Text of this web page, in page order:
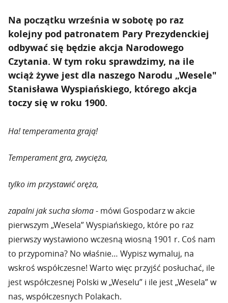
Na początku września w sobotę po raz
kolejny pod patronatem Pary Prezydenckiej
odbywać się będzie akcja Narodowego
Czytania. W tym roku sprawdzimy, na ile
wciąż żywe jest dla naszego Narodu „Wesele"
Stanisława Wyspiańskiego, którego akcja
toczy się w roku 1900.
Ha! temperamenta grają!
Temperament gra, zwycięża,
tylko im przystawić oręża,
zapalni jak sucha słoma- mówi Gospodarz w akcie
pierwszym „Wesela” Wyspiańskiego, które po raz
pierwszy wystawiono wczesną wiosną 1901 r. Coś nam
to przypomina? No właśnie… Wypisz wymaluj, na
wskroś współczesne! Warto więc przyjść posłuchać, ile
jest współczesnej Polski w „Weselu” i ile jest „Wesela” w
nas, współczesnych Polakach.